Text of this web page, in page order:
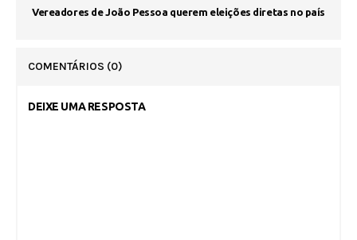
Vereadores de João Pessoa querem eleições diretas no país
COMENTÁRIOS (0)
DEIXE UMA RESPOSTA